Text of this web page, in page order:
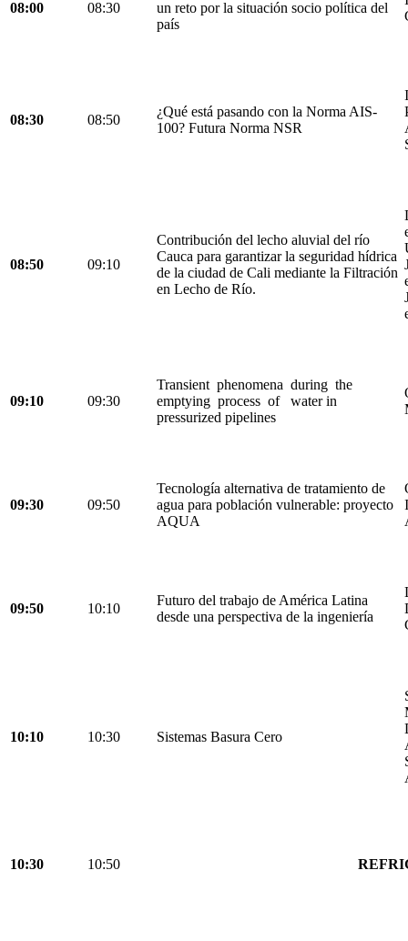
08:00 08:30
un reto por la situación socio política del
país
08:30 08:50
¿Qué está pasando con la Norma AIS-
100? Futura Norma NSR
08:50 09:10
Contribución del lecho aluvial del río
Cauca para garantizar la seguridad hídrica
de la ciudad de Cali mediante la Filtración
en Lecho de Río.
09:10 09:30
Transient phenomena during the
emptying process of water in
pressurized pipelines
09:30 09:50
Tecnología alternativa de tratamiento de
agua para población vulnerable: proyecto
AQUA
09:50 10:10
Futuro del trabajo de América Latina
desde una perspectiva de la ingeniería
10:10 10:30 Sistemas Basura Cero
10:30 10:50